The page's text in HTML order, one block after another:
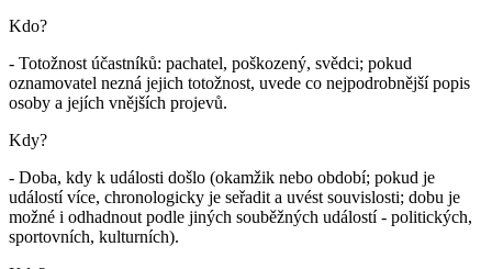
Kdo?
- Totožnost účastníků: pachatel, poškozený, svědci; pokud
oznamovatel nezná jejich totožnost, uvede co nejpodrobnější popis
osoby a jejích vnějších projevů.
Kdy?
- Doba, kdy k události došlo (okamžik nebo období; pokud je
událostí více, chronologicky je seřadit a uvést souvislosti; dobu je
možné i odhadnout podle jiných souběžných událostí - politických,
sportovních, kulturních).